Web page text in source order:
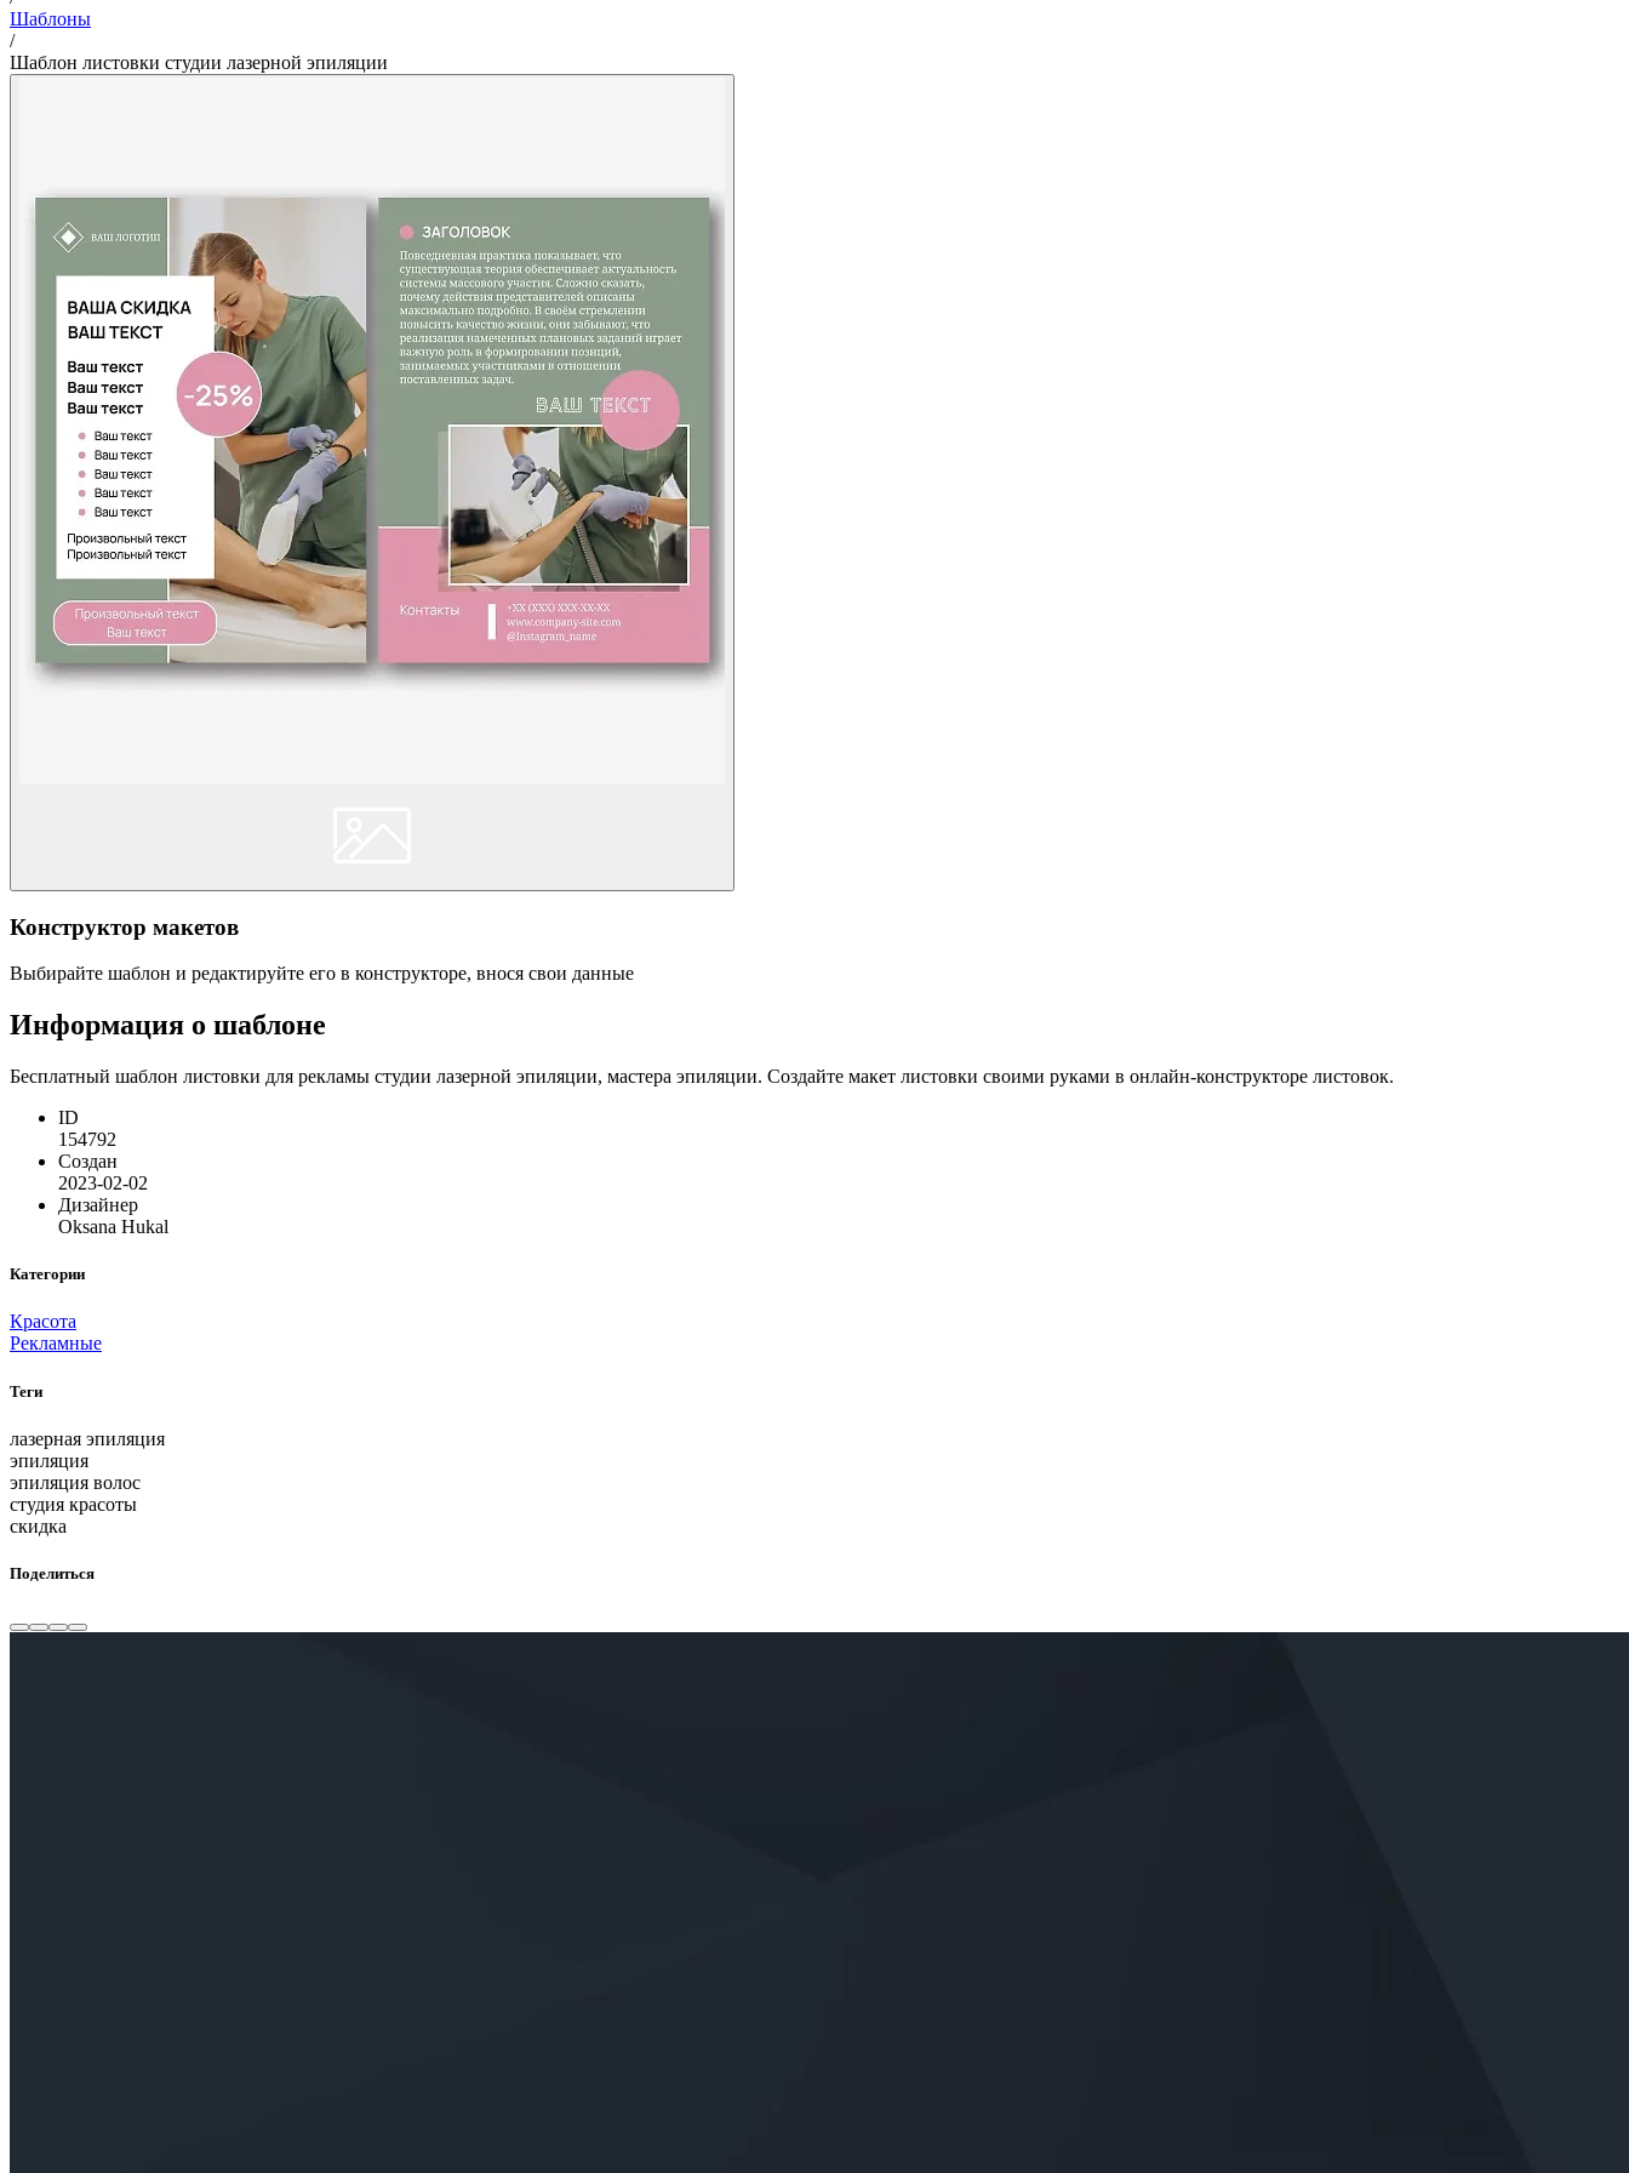
Шаблоны
/
Шаблон листовки студии лазерной эпиляции
Конструктор макетов
Выбирайте шаблон и редактируйте его в конструкторе, внося свои данные
Информация о шаблоне
Бесплатный шаблон листовки для рекламы студии лазерной эпиляции, мастера эпиляции. Создайте макет листовки своими руками в онлайн-конструкторе листовок.
ID
154792
Создан
2023-02-02
Дизайнер
Oksana Hukal
Категории
Красота
Рекламные
Теги
лазерная эпиляция
эпиляция
эпиляция волос
студия красоты
скидка
Поделиться